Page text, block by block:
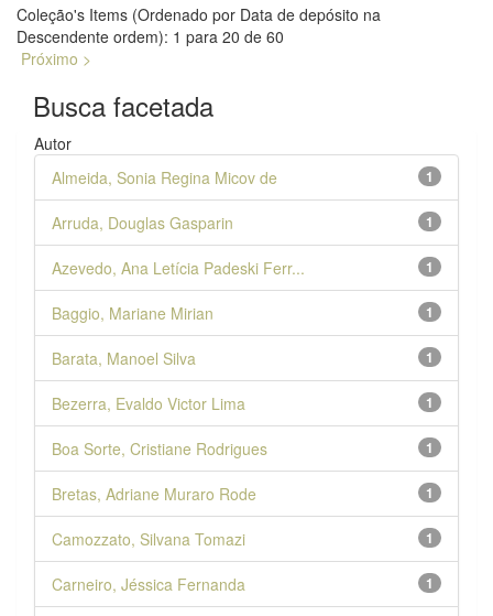
Coleção's Items (Ordenado por Data de depósito na
Descendente ordem): 1 para 20 de 60
Próximo >
Busca facetada
Autor
1
Almeida, Sonia Regina Micov de
1
Arruda, Douglas Gasparin
1
Azevedo, Ana Letícia Padeski Ferr...
1
Baggio, Mariane Mirian
1
Barata, Manoel Silva
1
Bezerra, Evaldo Victor Lima
1
Boa Sorte, Cristiane Rodrigues
1
Bretas, Adriane Muraro Rode
1
Camozzato, Silvana Tomazi
1
Carneiro, Jéssica Fernanda